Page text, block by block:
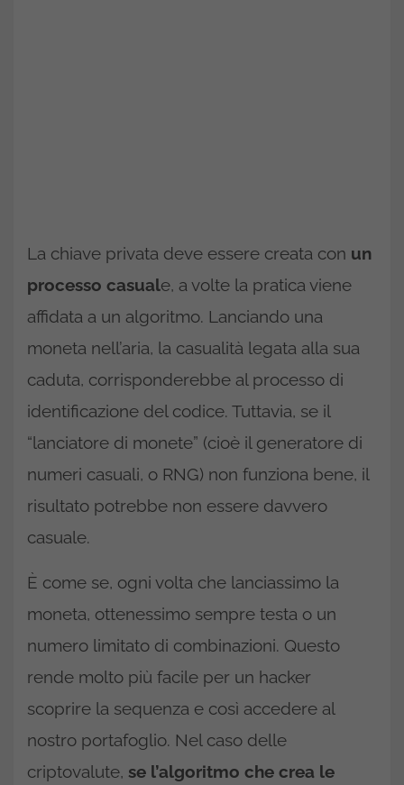
La chiave privata deve essere creata con un
processo casuale, a volte la pratica viene
affidata a un algoritmo. Lanciando una
moneta nell’aria, la casualità legata alla sua
caduta, corrisponderebbe al processo di
identificazione del codice. Tuttavia, se il
“lanciatore di monete” (cioè il generatore di
numeri casuali, o RNG) non funziona bene, il
risultato potrebbe non essere davvero
casuale.
È come se, ogni volta che lanciassimo la
moneta, ottenessimo sempre testa o un
numero limitato di combinazioni. Questo
rende molto più facile per un hacker
scoprire la sequenza e così accedere al
nostro portafoglio. Nel caso delle
criptovalute, se l’algoritmo che crea le